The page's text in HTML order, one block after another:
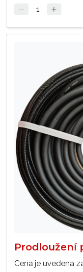
Prodloužení
Cena je uvedena